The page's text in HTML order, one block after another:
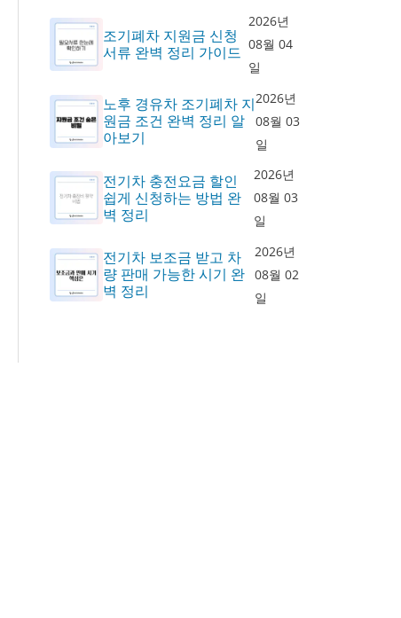
조기폐차 지원금 신청
서류 완벽 정리 가이드
2026년
08월 04
일
노후 경유차 조기폐차 지
원금 조건 완벽 정리 알
아보기
2026년
08월 03
일
전기차 충전요금 할인
쉽게 신청하는 방법 완
벽 정리
2026년
08월 03
일
전기차 보조금 받고 차
량 판매 가능한 시기 완
벽 정리
2026년
08월 02
일